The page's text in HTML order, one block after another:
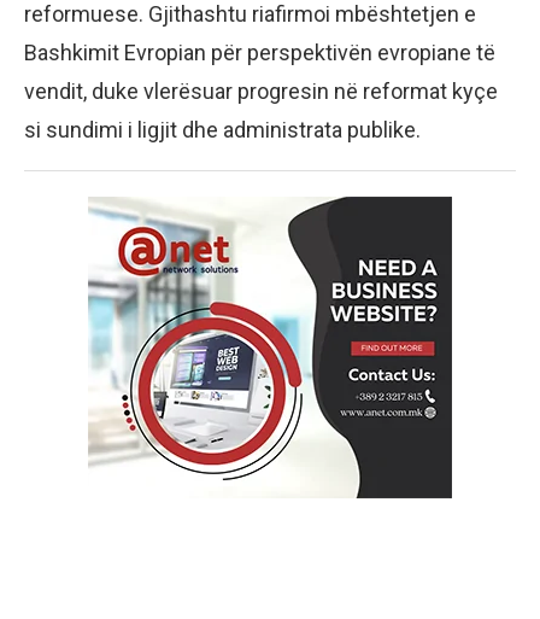
reformuese. Gjithashtu riafirmoi mbështetjen e
Bashkimit Evropian për perspektivën evropiane të
vendit, duke vlerësuar progresin në reformat kyçe
si sundimi i ligjit dhe administrata publike.